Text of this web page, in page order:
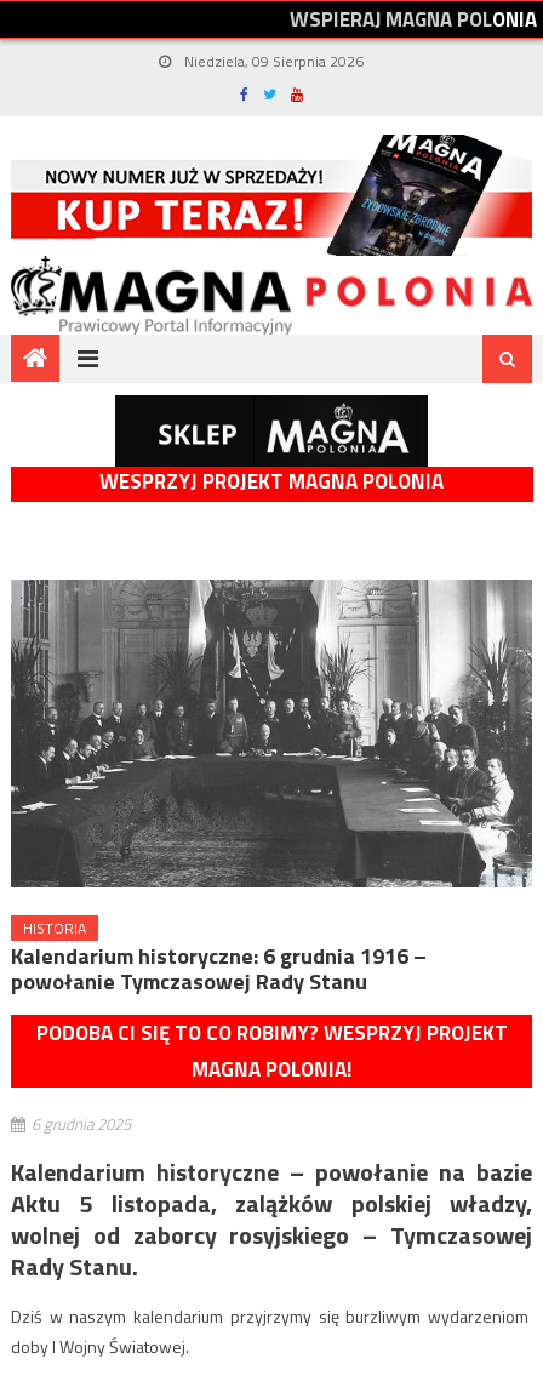
WSPIERAJMAGNAPOLONIA
Niedziela, 09 Sierpnia 2026
WESPRZYJ PROJEKT MAGNA POLONIA
HISTORIA
Kalendarium historyczne: 6 grudnia 1916 –
powołanie Tymczasowej Rady Stanu
PODOBA CI SIĘ TO CO ROBIMY? WESPRZYJ PROJEKT
MAGNA POLONIA!
6 grudnia 2025
Kalendarium historyczne – powołanie na bazie
Aktu 5 listopada, zalążków polskiej władzy,
wolnej od zaborcy rosyjskiego – Tymczasowej
Rady Stanu.
Dziś w naszym kalendarium przyjrzymy się burzliwym wydarzeniom
doby I Wojny Światowej.